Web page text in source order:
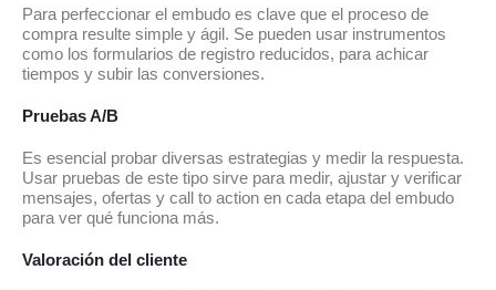
Para perfeccionar el embudo es clave que el proceso de
compra resulte simple y ágil. Se pueden usar instrumentos
como los formularios de registro reducidos, para achicar
tiempos y subir las conversiones.
Pruebas A/B
Es esencial probar diversas estrategias y medir la respuesta.
Usar pruebas de este tipo sirve para medir, ajustar y verificar
mensajes, ofertas y call to action en cada etapa del embudo
para ver qué funciona más.
Valoración del cliente